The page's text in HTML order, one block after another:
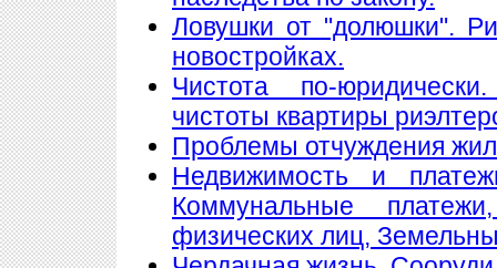
Ловушки от "долюшки".
новостройках.
Чистота по-
чистоты квартиры
Проблемы отчуждения
Недвижимость и
Коммунальные
физических лиц,